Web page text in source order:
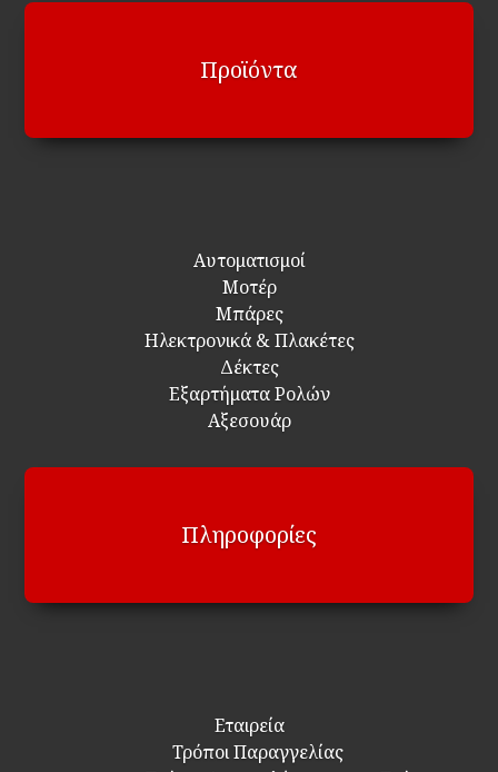
Προϊόντα
Αυτοματισμοί
Μοτέρ
Μπάρες
Ηλεκτρονικά & Πλακέτες
Δέκτες
Εξαρτήματα Ρολών
Αξεσουάρ
Πληροφορίες
Εταιρεία
Τρόποι Παραγγελίας